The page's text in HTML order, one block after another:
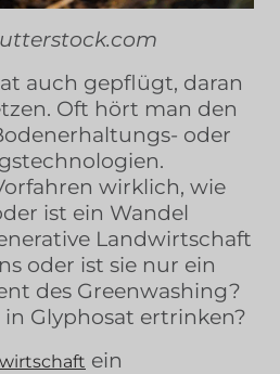
auch gepflügt, daran
Oft hört man den
oder
wirklich, wie
ist ein Wandel
Landwirtschaft
oder ist sie nur ein
des Greenwashing?
Glyphosat ertrinken?
ein